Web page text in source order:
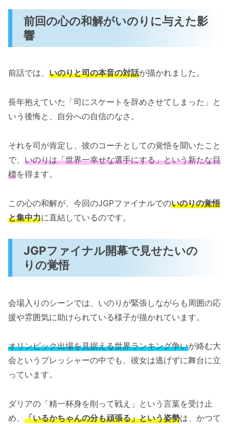
ころまとめ
いのりの進化とこれからの展開に注目
次回への引きが熱すぎる…ショートプログ
「メダリストの54話のネタバレ最新話！ジュニ
アグランプリファイナルが始まる！」まとめ
前回の心の和解がいのりに与えた影
響
前話では、 いのりと司の本音の対話が描かれました。
長年抱えていた「司にスケートを辞めさせてしまった」と
いう後悔と、自分への自信のなさ。
それを司が肯定し、彼のコーチとしての覚悟を聞いたこと
で、 いのりは「世界一幸せな選手にする」という新たな目
標を得ます。
この心の和解が、今回のJGPファイナルでのいのりの覚悟
と集中力に直結しているのです。
JGPファイナル開幕で見せたいの
りの覚悟
会場入りのシーンでは、いのりが緊張しながらも周囲の応
援や雰囲気に助けられている様子が描かれています。
オリンピック出場を見据える世界ランキング争いが絡む大
会というプレッシャーの中でも、彼女は逃げずに舞台に立
っています。
ダリアの「精一杯身を削って戦え」という言葉を受け止
め、 「いるかちゃんの分も頑張る」という姿勢は、かつて